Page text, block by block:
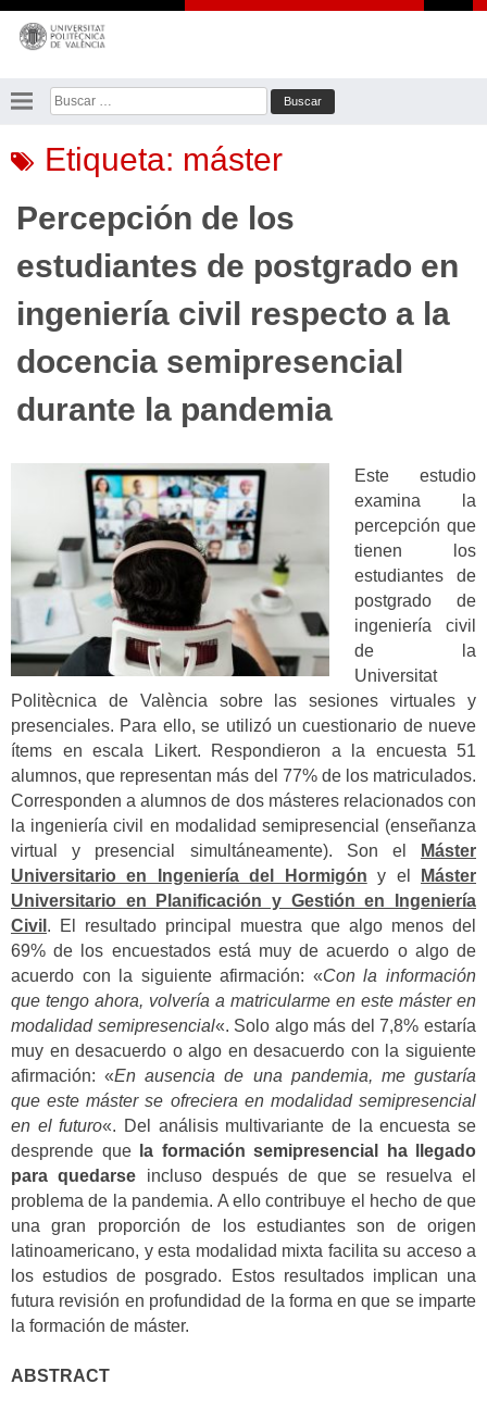
Saltar
contenido
Buscar:
Etiqueta: máster
Percepción de los
estudiantes de postgrado en
ingeniería civil respecto a la
docencia semipresencial
durante la pandemia
Este estudio
examina la
percepción que
tienen los
estudiantes de
postgrado de
ingeniería civil
de la
Universitat
Politècnica de València sobre las sesiones virtuales y
presenciales. Para ello, se utilizó un cuestionario de nueve
ítems en escala Likert. Respondieron a la encuesta 51
alumnos, que representan más del 77% de los matriculados.
Corresponden a alumnos de dos másteres relacionados con
la ingeniería civil en modalidad semipresencial (enseñanza
virtual y presencial simultáneamente). Son el
Máster
Universitario en Ingeniería del Hormigón y el
Máster
Universitario en Planificación y Gestión en Ingeniería
Civil . El resultado principal muestra que algo menos del
69% de los encuestados está muy de acuerdo o algo de
acuerdo con la siguiente afirmación: «Con la información
que tengo ahora, volvería a matricularme en este máster en
modalidad semipresencial«. Solo algo más del 7,8% estaría
muy en desacuerdo o algo en desacuerdo con la siguiente
afirmación: «En ausencia de una pandemia, me gustaría
que este máster se ofreciera en modalidad semipresencial
en el futuro«. Del análisis multivariante de la encuesta se
desprende que
la formación semipresencial ha llegado
para quedarse incluso después de que se resuelva el
problema de la pandemia. A ello contribuye el hecho de que
una gran proporción de los estudiantes son de origen
latinoamericano, y esta modalidad mixta facilita su acceso a
los estudios de posgrado. Estos resultados implican una
futura revisión en profundidad de la forma en que se imparte
la formación de máster.
ABSTRACT